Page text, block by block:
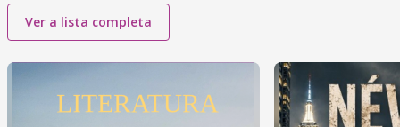
Ver a lista completa